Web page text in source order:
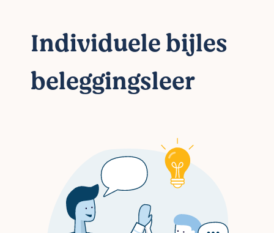
Individuele bijles
beleggingsleer